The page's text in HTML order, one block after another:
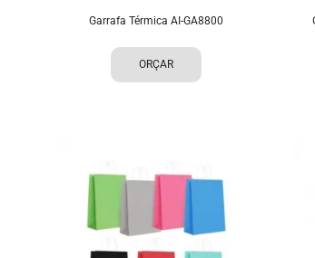
Garrafa Térmica AI-GA8800
ORÇAR